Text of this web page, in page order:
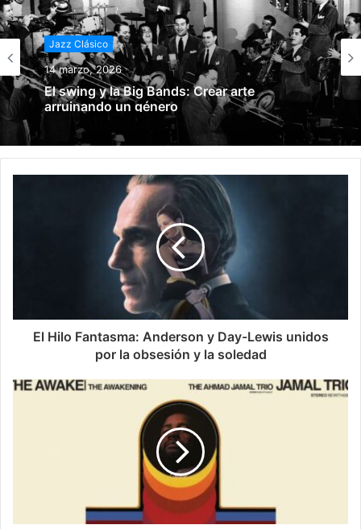
Jazz Clásico
14 marzo, 2026
El swing y la Big Bands: Crear arte
arruinando un género
El Hilo Fantasma: Anderson y Day-Lewis unidos
por la obsesión y la soledad